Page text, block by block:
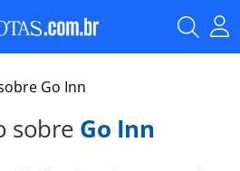
Go Inn
sobre Go Inn